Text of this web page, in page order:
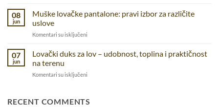
funkcionalnostza
lovački
kačket
udobnost
08
jun
Muške lovačke pantalone: pravi izbor za različite
uslove
Komentari su isključeni
lovačke
pantalone:
uslove
07
jun
Lovački duks za lov – udobnost, toplina i praktičnost
na terenu
Komentari su isključeni
za
RECENT COMMENTS